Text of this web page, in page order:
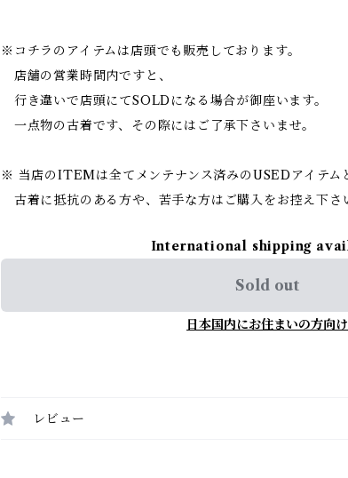
※コチラのアイテムは店頭でも販売しております。
店舗の営業時間内ですと、
行き違いで店頭にてSOLDになる場合が御座います。
一点物の古着です、その際にはご了承下さいませ。
※ 当店のITEMは全てメンテナンス済みのUSEDアイテム
古着に抵抗のある方や、苦手な方はご購入をお控え下さ
International shipping
Sold out
日本国内にお住まいの方向け
レビュー